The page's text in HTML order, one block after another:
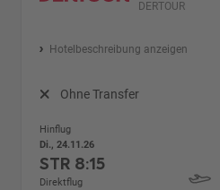
DERTOUR
Hotelbeschreibung anzeigen
Ohne Transfer
Hinflug
Di., 24.11.26
STR 8:15
Direktflug